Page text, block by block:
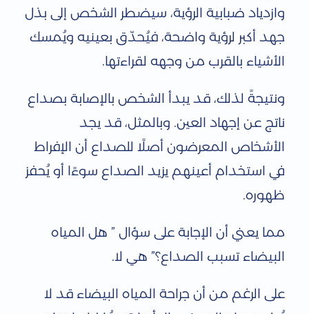
ا
ل
ص
د
ا
ع
؟
وازدياد ضبابية الرؤية، سيضطر الشخص إلى بذل
جهد أكبر لرؤية واضحة، فيُحدّق بعينيه ويُمسك
الأشياء بالقرب من وجهه لقراءتها.
ونتيجةً لذلك، قد يبدأ الشخص بالإصابة بصداع
ناتج عن إجهاد العين. وبالمثل، قد يجد
الأشخاص المعرضون أصلًا للصداع أن الإفراط
في استخدام أعينهم يزيد الصداع سوءًا أو يُحفز
ظهوره.
مما يعني أن الإجابة على سؤال ” هل المياه
البيضاء تسبب الصداع؟” هي لا.
على الرغم من أن جراحة المياه البيضاء قد لا